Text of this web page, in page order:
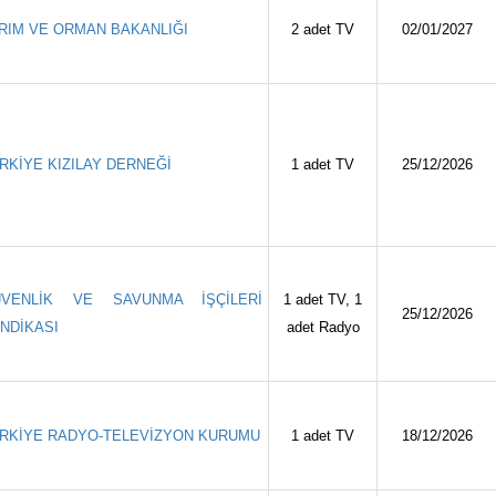
VE ORMAN BAKANLIĞI 2 adet TV 02/01/2027
KIZILAY DERNEĞİ 1 adet TV 25/12/2026
VE SAVUNMA İŞÇİLERİ
1 adet TV, 1
adet Radyo
25/12/2026
RADYO-TELEVİZYON KURUMU 1 adet TV 18/12/2026